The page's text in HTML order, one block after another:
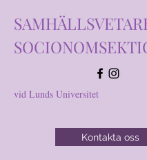
vid Lunds Universitet
Kontakta oss